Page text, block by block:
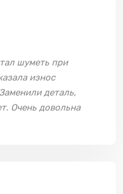
шуметь при
износ
деталь,
Очень довольна